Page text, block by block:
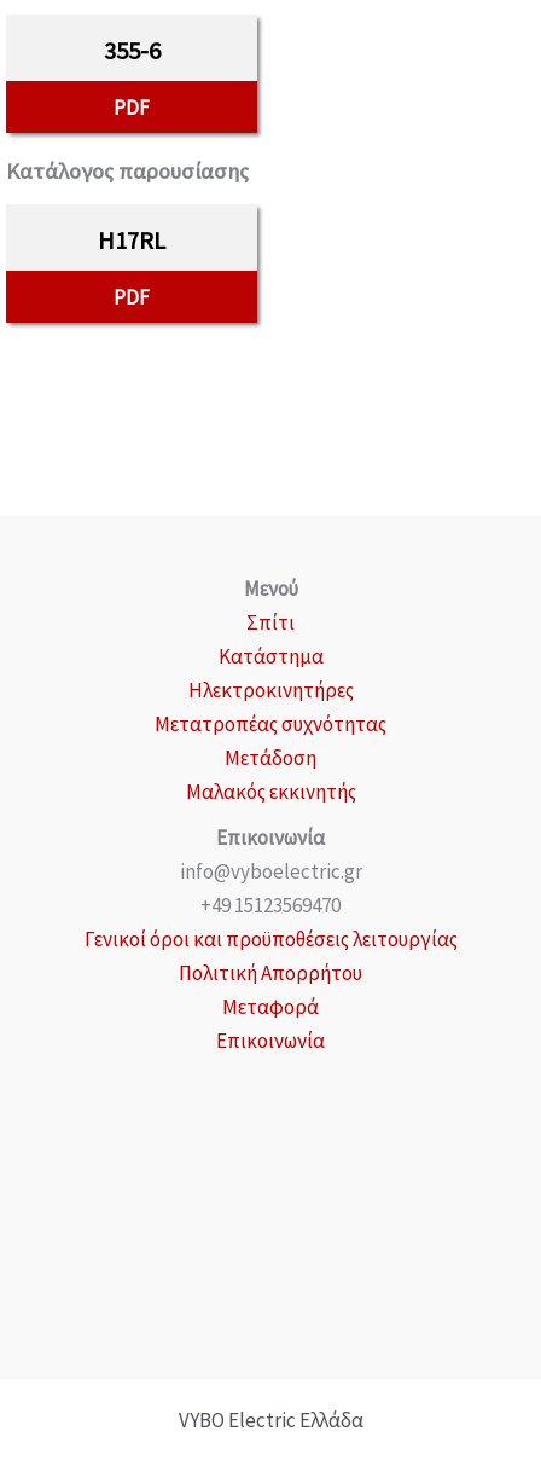
355-6
PDF
Κατάλογος παρουσίασης
H17RL
PDF
Μενού
Σπίτι
Κατάστημα
Ηλεκτροκινητήρες
Μετατροπέας συχνότητας
Μετάδοση
Μαλακός εκκινητής
Επικοινωνία
info@vyboelectric.gr
+49 15123569470
Γενικοί όροι και προϋποθέσεις λειτουργίας
Πολιτική Απορρήτου
Μεταφορά
Επικοινωνία
VYBO Electric Ελλάδα